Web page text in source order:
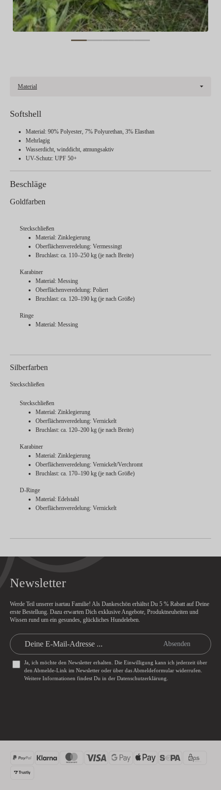
Material
Softshell
Material: 90% Polyester, 7% Polyurethan, 3% Elasthan
Mehrlagig
Wasserdicht, winddicht, atmungsaktiv
UV-Schutz: UPF 50+
Beschläge
Goldfarben
Steckschließen
Material: Zinklegierung
Oberflächenveredelung: Vermessingt
Bruchlast: ca. 110–250 kg (je nach Breite)
Karabiner
Material: Messing
Oberflächenveredelung: Poliert
Bruchlast: ca. 120–190 kg (je nach Größe)
Ringe
Material: Messing
Silberfarben
Steckschließen
Steckschließen
Material: Zinklegierung
Oberflächenveredelung: Vernickelt
Bruchlast: ca. 120–200 kg (je nach Breite)
Karabiner
Material: Zinklegierung
Oberflächenveredelung: Vernickelt/Verchromt
Bruchlast: ca. 170–190 kg (je nach Größe)
D-Ringe
Material: Edelstahl
Oberflächenveredelung: Vernickelt
Newsletter
Werde Teil unserer isartau Familie! Als Dankeschön erhältst Du 5 % Rabatt auf Deine
erste Bestellung. Dazu erwarten Dich exklusive Angebote, Produktneuheiten und
Wissen rund um ein gesundes, glückliches Hundeleben.
Absenden
Ja, ich möchte den Newsletter erhalten. Die Einwilligung kann ich jederzeit über
den Abmelde-Link im Newsletter oder über das Abmeldeformularwiderrufen.
Weitere Informationen findest Du in der Datenschutzerklärung